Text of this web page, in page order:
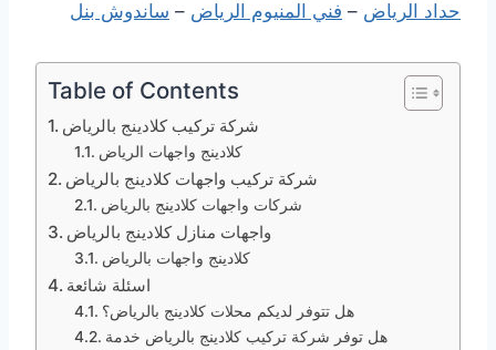
حداد الرياض – فني المنيوم الرياض – ساندوش بنل
Table of Contents
شركة تركيب كلادينج بالرياض
كلادينج واجهات الرياض
شركة تركيب واجهات كلادينج بالرياض
شركات واجهات كلادينج بالرياض
واجهات منازل كلادينج بالرياض
كلادينج واجهات بالرياض
اسئلة شائعة
هل تتوفر لديكم محلات كلادينج بالرياض؟
هل توفر شركة تركيب كلادينج بالرياض خدمة